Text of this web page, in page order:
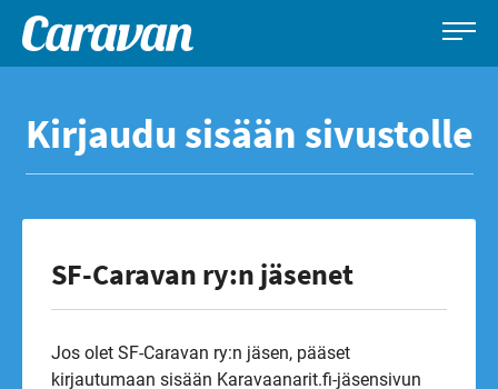
sisältöön
Caravan-
Leirintämatkailun
Kirjaudu sisään sivustolle
SF-Caravan ry:n jäsenet
Jos olet SF-Caravan ry:n jäsen, pääset
kirjautumaan sisään Karavaanarit.fi-jäsensivun